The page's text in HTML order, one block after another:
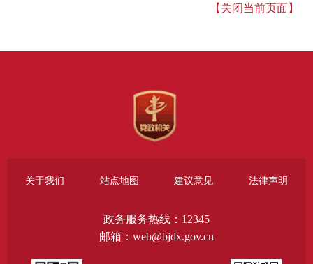
【关闭当前页面】
关于我们 站点地图 建议意见 法律声明
政务服务热线：12345
邮箱：web@bjdx.gov.cn